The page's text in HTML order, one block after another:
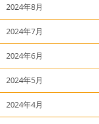
2024年8月
2024年7月
2024年6月
2024年5月
2024年4月